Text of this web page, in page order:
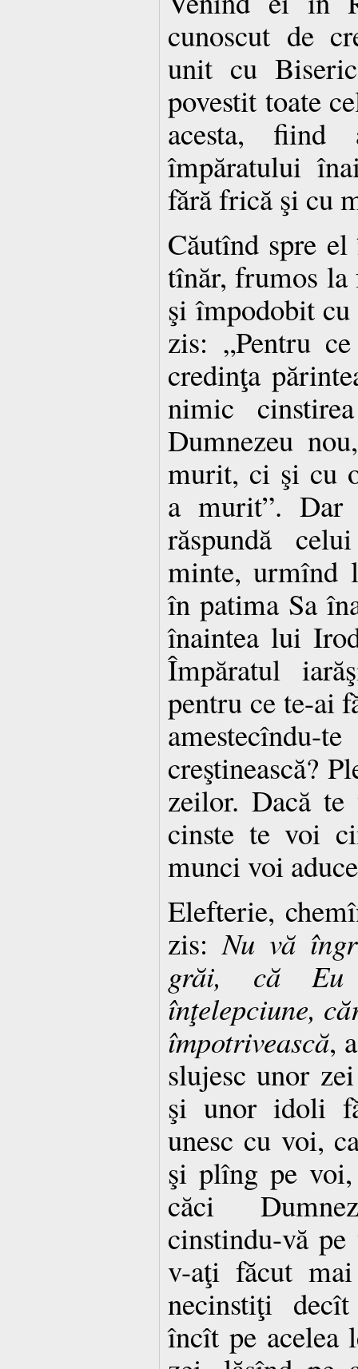
cunoscut de
unit cu
povestit toate
acesta, fiind
împăratului
fără frică şi cu
Căutînd spre
tînăr, frumos
şi împodobit
zis: „Pentru
credinţa
nimic
Dumnezeu
murit, ci şi cu
a murit”. Dar
răspundă
minte, urmînd
în patima Sa
înaintea lui
Împăratul
pentru ce te-ai
creştinească?
zeilor. Dacă
cinste te voi
munci voi
Elefterie,
zis: Nu vă
grăi, că
înţelepciune,
împotrivească,
slujesc unor
şi unor idoli
unesc cu voi,
şi plîng pe
căci
cinstindu-vă
v-aţi făcut
necinstiţi
încît pe acelea